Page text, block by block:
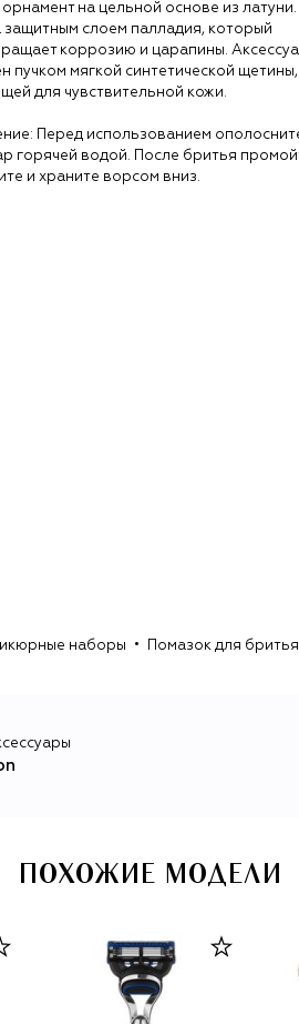
орнамент на цельной основе из
защитным слоем палладия, который
коррозию и царапины.
пучком мягкой синтетической щетины,
для чувствительной кожи.
Перед использованием
горячей водой. После бритья
и храните ворсом вниз.
наборы Помазок для
ПОХОЖИЕ МОДЕЛИ